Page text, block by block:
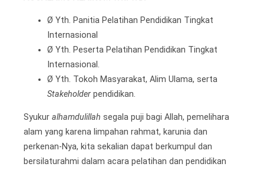
Ø Yth. Panitia Pelatihan Pendidikan Tingkat
Internasional
Ø Yth. Peserta Pelatihan Pendidikan Tingkat
Internasional.
Ø Yth. Tokoh Masyarakat, Alim Ulama, serta
Stakeholder pendidikan.
Syukur alhamdulillah segala puji bagi Allah, pemelihara
alam yang karena limpahan rahmat, karunia dan
perkenan-Nya, kita sekalian dapat berkumpul dan
bersilaturahmi dalam acara pelatihan dan pendidikan